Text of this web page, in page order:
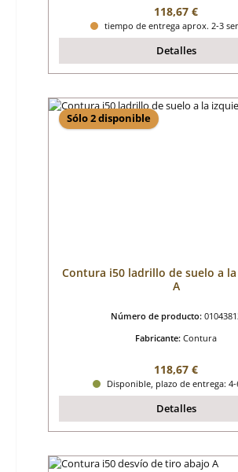
Precio normal:
118,67 €
tiempo de entrega aprox. 2-3
Detalles
Sólo 2 disponible
Contura i50 ladrillo de suelo a
A
Número de producto:
Fabricante: Contura
Precio normal:
118,67 €
Disponible, plazo de entrega: 4-
Detalles